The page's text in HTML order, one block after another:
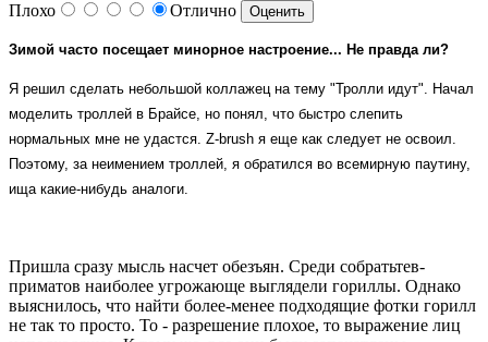
Плохо
Отлично
Зимой часто посещает минорное настроение... Не правда ли?
Я решил сделать небольшой коллажец на тему "Тролли идут". Начал
моделить троллей в Брайсе, но понял, что быстро слепить
нормальных мне не удастся. Z-brush я еще как следует не освоил.
Поэтому, за неимением троллей, я обратился во всемирную паутину,
ища какие-нибудь аналоги.
Пришла сразу мысль насчет обезъян. Среди собратьтев-
приматов наиболее угрожающе выглядели гориллы. Однако
выяснилось, что найти более-менее подходящие фотки горилл
не так то просто. То - разрешение плохое, то выражение лиц